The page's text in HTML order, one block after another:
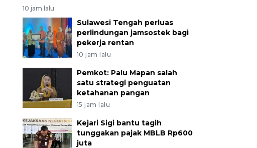
10 jam lalu
Sulawesi Tengah perluas
perlindungan jamsostek bagi
pekerja rentan
10 jam lalu
Pemkot: Palu Mapan salah
satu strategi penguatan
ketahanan pangan
15 jam lalu
Kejari Sigi bantu tagih
tunggakan pajak MBLB Rp600
juta